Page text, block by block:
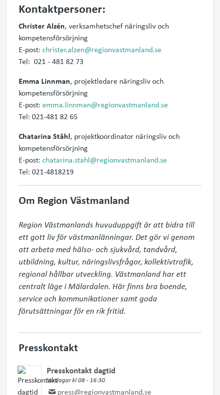
Kontaktpersoner:
Christer Alzén, verksamhetschef näringsliv och
kompetensförsörjning
E-post: christer.alzen@regionvastmanland.se
Tel: 021 - 481 82 73
Emma Linnman, projektledare näringsliv och
kompetensförsörjning
E-post: emma.linnman@regionvastmanland.se
Tel: 021-481 82 65
Chatarina Ståhl, projektkoordinator näringsliv och
kompetensförsörjning
E-post: chatarina.stahl@regionvastmanland.se
Tel: 021-4818219
Om Region Västmanland
Region Västmanlands huvuduppgift är att bidra till
ett gott liv för västmanlänningar. Det gör vi genom
att arbeta med hälso- och sjukvård, tandvård,
utbildning, kultur, näringslivsfrågor, kollektivtrafik,
regional hållbar utveckling. Västmanland har ett
centralt läge i Mälardalen. Här finns bra boende,
service och kommunikationer samt goda
förutsättningar för en rik fritid.
Presskontakt
Presskontakt dagtid
Vardagar kl 08 - 16:30.
press@regionvastmanland.se